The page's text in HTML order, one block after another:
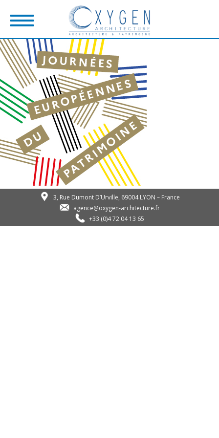
3, Rue Dumont D’Urville, 69004 LYON – France
agence@oxygen-architecture.fr
+33 (0)4 72 04 13 65